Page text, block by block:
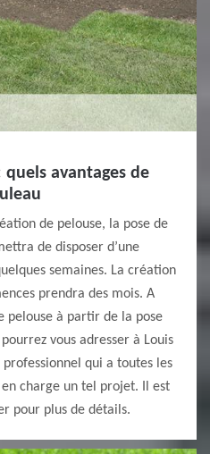
avantages de
de pelouse, la pose de
de disposer d’une
semaines. La création
prendra des mois. A
pelouse à partir de la pose
vous adresser à Louis
qui a toutes les
charge un tel projet. Il est
pour plus de détails.